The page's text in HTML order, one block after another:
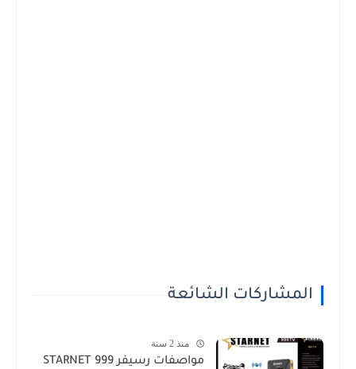
المشاركات الشائعة
منذ 2 سنة
مواصفات رسيفر STARNET 999